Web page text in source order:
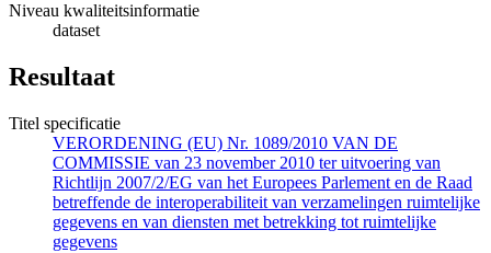
Niveau kwaliteitsinformatie
dataset
Resultaat
Titel specificatie
VERORDENING (EU) Nr. 1089/2010 VAN DE
COMMISSIE van 23 november 2010 ter uitvoering van
Richtlijn 2007/2/EG van het Europees Parlement en de Raad
betreffende de interoperabiliteit van verzamelingen ruimtelijke
gegevens en van diensten met betrekking tot ruimtelijke
gegevens